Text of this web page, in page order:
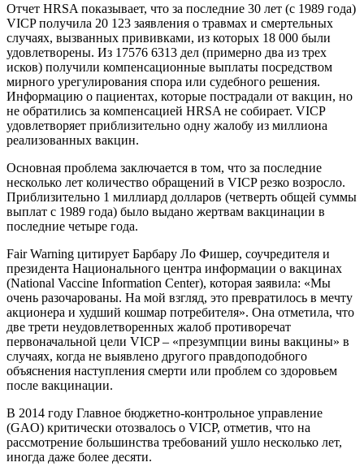
Отчет HRSA показывает, что за последние 30 лет (с 1989 года)
VICP получила 20 123 заявления о травмах и смертельных
случаях, вызванных прививками, из которых 18 000 были
удовлетворены. Из 17576 6313 дел (примерно два из трех
исков) получили компенсационные выплаты посредством
мирного урегулирования спора или судебного решения.
Информацию о пациентах, которые пострадали от вакцин, но
не обратились за компенсацией HRSA не собирает. VICP
удовлетворяет приблизительно одну жалобу из миллиона
реализованных вакцин.
Основная проблема заключается в том, что за последние
несколько лет количество обращений в VICP резко возросло.
Приблизительно 1 миллиард долларов (четверть общей суммы
выплат с 1989 года) было выдано жертвам вакцинации в
последние четыре года.
Fair Warning цитирует Барбару Ло Фишер, соучредителя и
президента Национального центра информации о вакцинах
(National Vaccine Information Center), которая заявила: «Мы
очень разочарованы. На мой взгляд, это превратилось в мечту
акционера и худший кошмар потребителя». Она отметила, что
две трети неудовлетворенных жалоб противоречат
первоначальной цели VICP – «презумпции вины вакцины» в
случаях, когда не выявлено другого правдоподобного
объяснения наступления смерти или проблем со здоровьем
после вакцинации.
В 2014 году Главное бюджетно-контрольное управление
(GAO) критически отозвалось о VICP, отметив, что на
рассмотрение большинства требований ушло несколько лет,
иногда даже более десяти.